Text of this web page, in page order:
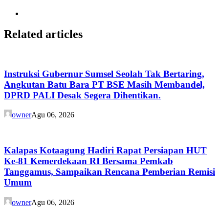
Related articles
Instruksi Gubernur Sumsel Seolah Tak Bertaring,
Angkutan Batu Bara PT BSE Masih Membandel,
DPRD PALI Desak Segera Dihentikan.
ownerAgu 06, 2026
Kalapas Kotaagung Hadiri Rapat Persiapan HUT
Ke-81 Kemerdekaan RI Bersama Pemkab
Tanggamus, Sampaikan Rencana Pemberian Remisi
Umum
ownerAgu 06, 2026